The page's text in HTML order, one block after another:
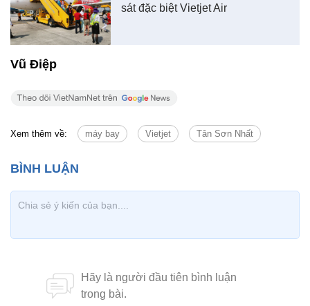
sát đặc biệt Vietjet Air
Vũ Điệp
Xem thêm về: máy bay Vietjet Tân Sơn Nhất